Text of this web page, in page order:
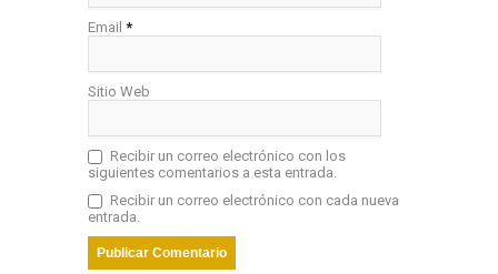
Email *
Sitio Web
Recibir un correo electrónico con los
siguientes comentarios a esta entrada.
Recibir un correo electrónico con cada nueva
entrada.